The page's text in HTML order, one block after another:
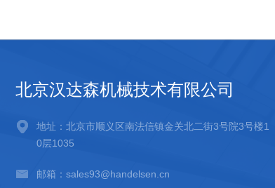
北京汉达森机械技术有限公司
地址：北京市顺义区南法信镇金关北二街3号院3号楼1
0层1035
邮箱：sales93@handelsen.cn